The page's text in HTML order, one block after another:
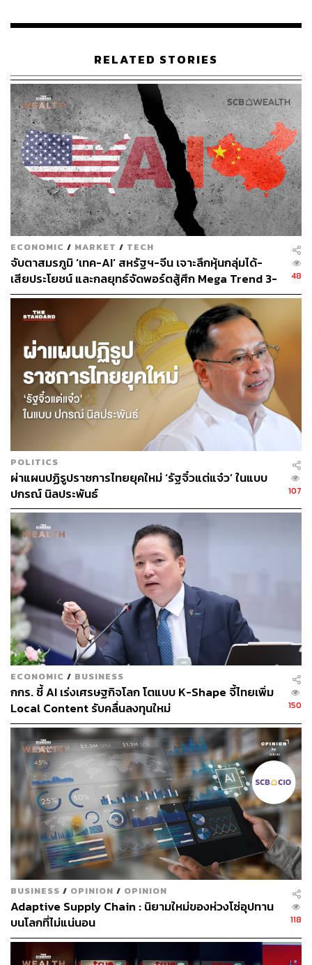
35% ทำให้แพทย์ผู้เชี่ยวชาญสามารถมองเห็นชั้นผิวได้แบบเรี
SMAS ทำให้ผลลัพธ์มีประสิทธิภาพสูงขึ้นและคงอยู่ได้
ยาวนาน
ประหยัดเวลาด้วยการลดระยะเวลาการรักษาลง 20% และข้อ
ที่น่าจะถูกใจใครหลายคนคือรุ่นนี้ให้ความรู้สึกสบายระหว่าง
ทำกว่าที่เคย
ถือเป็นอีกก้าวของนวัตกรรมความงามที่ตอบโจทย์คนอยากดู
ดีขึ้นแบบทันใจทั้งในเรื่องยกกระชับ เผยผิวดูอ่อนเยาว์ และ
สุขภาพดีอย่างเป็นธรรมชาติ
อ้างอิง:
https://ultherapy.com/physicians/innovating-aesthetic
s
บทสัมภาษณ์จาก หมอโจ้-นพ.ดิสพงศ์ ปณิฐาภรณ์ –
The Demis Clinic
Ulthera® Instructions for Use.
Fabi SG, Joseph J, Sevi J, et al. Optimizing Patient
Outcomes by Customizing Treatment with
Microfocused Ultrasound With Visualization: Gold
Standard Consensus Guidelines from an Expert
Panel. J Drugs Dermatol. 2019;18(5):426-432.
Park JY, et al. Customized Treatment Using
Microfocused Ultrasound with Visualization for
Optimized Patient Outcomes: A Review of
Skintightening Energy Technologies and a Pan-
Asian Adaptation of the Expert Panel’s Gold
2021;14(5):E70-E79.
https://www.ncbi.nlm.nih.gov/pmc/articles/PMC9305
832/
Fabi SG. Noninvasive skin tightening: focus on new
ultrasound techniques. Clin Cosmet Investig
Dermatol. 2015 Feb 5;8:47-52. doi:
10.2147/CCID.S69118. PMID: 25709486; PMCID:
PMC4327394.
Werschler WP, Werschler PS. Longterm efficacy of
micro-focused ultrasound with visualization for lifting
and tightening lax facial and neck skin using a
customized vectoring treatment method. J Clin
Aesthet Dermatol. 2016;9(2):27-33.
TAGS: ความงาม ดูแลผิวหน้า ความสวยงาม
การดูแลผิว
Beauty
Ultherapy
ปัญญาประดิษฐ์ (Artificial intelligence - AI)
RELATED STORIES
ECONOMIC / MARKET / TECH
จับตาสมรภูมิ ‘เทค-AI’ สหรัฐฯ-จีน เจาะลึกหุ้นกลุ่มได้-
เสียประโยชน์ และกลยุทธ์จัดพอร์ตสู้ศึก Mega Trend 3-
5 ปีข้างหน้า
48
POLITICS
ผ่าแผนปฏิรูปราชการไทยยุคใหม่ ‘รัฐจิ๋วแต่แจ๋ว’ ในแบบ
ปกรณ์ นิลประพันธ์
107
ECONOMIC / BUSINESS
กกร. ชี้ AI เร่งเศรษฐกิจโลก โตแบบ K-Shape จี้ไทยเพิ่ม
Local Content รับคลื่นลงทุนใหม่
150
BUSINESS / OPINION / OPINION
Adaptive Supply Chain : นิยามใหม่ของห่วงโซ่อุปทาน
บนโลกที่ไม่แน่นอน
118